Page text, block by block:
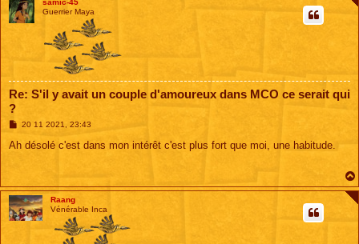
samic-45
Guerrier Maya
Re: S'il y avait un couple d'amoureux dans MCO ce serait qui
?
M
s
20 11 2021, 23:43
Ah désolé c'est dans mon intérêt c'est plus fort que moi, une habitude.
Raang
Vénérable Inca